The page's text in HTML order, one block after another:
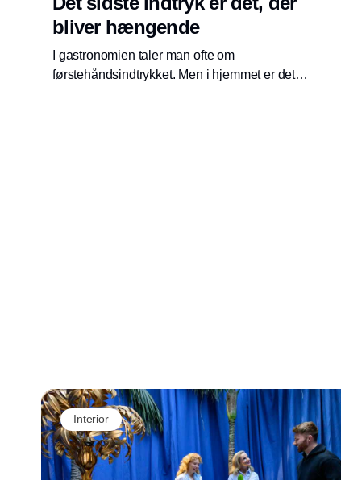
bliver hængende
I gastronomien taler man ofte om
førstehåndsindtrykket. Men i hjemmet er det
Interior